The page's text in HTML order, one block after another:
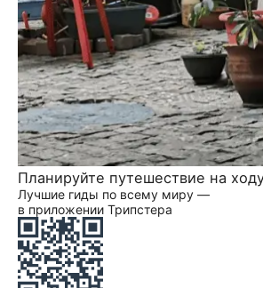
Планируйте путешествие на
Лучшие гиды по всему миру —
в приложении Трипстера